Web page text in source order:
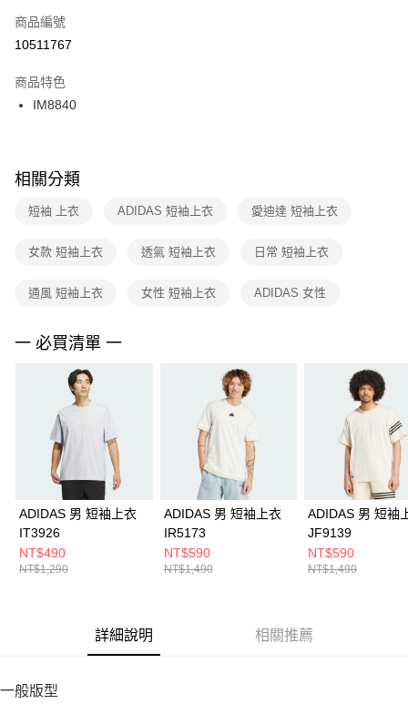
【「AFTEE先享後付」結帳流程】
１．於結帳方式選擇「AFTEE先享後付」後，將跳轉至「AFTEE先享後付」
２．訂單成立數日內，您將收到繳費通知簡訊。
３．收到繳費通知簡訊後14天內，點擊此簡訊中的連結，可透過四大超商／
ATM／網路銀行／等多元方式進行付款，方視為交易完成。
※ 交易是否成功請以「AFTEE先享後付 」之結帳頁面顯示為準，若有關於
是否繳費成功／繳費後需取消欲退款等相關疑問，請聯繫「AFTEE先享後付
客戶支援中心」
https://netprotections.freshdesk.com/support/home
１．透過由恩沛科技股份有限公司提供之「AFTEE先享後付」服務完成之交
權轉讓予恩沛科技股份有限公司。
３．未成年的使用者請事先徵得法定代理人或監護人之同意方可使用
「AFTEE先享後付」，若未經同意申辦者引起之損失，本公司不負相關責
４．使用「AFTEE先享後付」時，將依據個別帳號之用戶狀況，依本公司即
時審查核予不同之上限額度；若仍有額度不足之情形，本公司將視審查結果
請求用戶進行身份認證。
５．嚴禁一人註冊多個帳號或使用他人資訊註冊。若發現惡意使用之情形，
恩沛科技股份有限公司將有權停止該用戶之使用額度並採取法律行動。
宅配
每筆NT$100，滿NT$1,500(含以上)免運費
付款後門市自取
每筆NT$100，滿NT$1,500(含以上)免運費
商品編號
10511767
商品特色
IM8840
相關分類
短袖 上衣 ADIDAS 短袖上衣 愛迪達 短袖上衣
女款 短袖上衣 透氣 短袖上衣 日常 短袖上衣
通風 短袖上衣 女性 短袖上衣 ADIDAS 女性
一 必買清單 一
ADIDAS 男 短袖上衣
IT3926
NT$490
NT$1,290
ADIDAS 男 短袖上衣
IR5173
NT$590
NT$1,490
ADIDAS 男 短袖
JF9139
NT$590
NT$1,490
詳細說明 相關推薦
一般版型